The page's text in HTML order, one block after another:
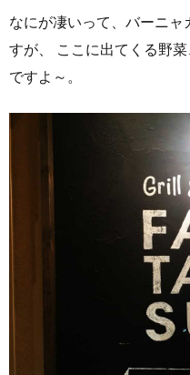
なにが凄いって、バーニ
すが、 ここに出てくる野
ですよ～。